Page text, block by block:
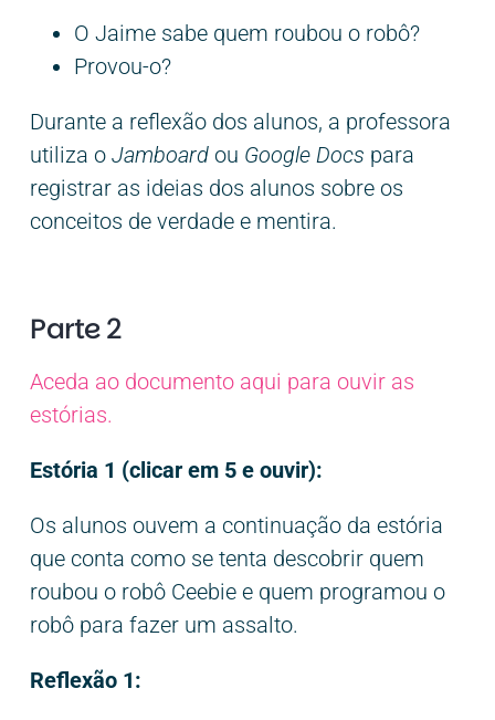
O Jaime sabe quem roubou o robô?
Provou-o?
Durante a reflexão dos alunos, a professora
utiliza oJamboard ou Google Docs para
registrar as ideias dos alunos sobre os
conceitos de verdade e mentira.
Parte 2
Aceda ao documento aqui para ouvir as
estórias.
Estória 1 (clicar em 5 e ouvir):
Os alunos ouvem a continuação da estória
que conta como se tenta descobrir quem
roubou o robô Ceebie e quem programou o
robô para fazer um assalto.
Reflexão 1: